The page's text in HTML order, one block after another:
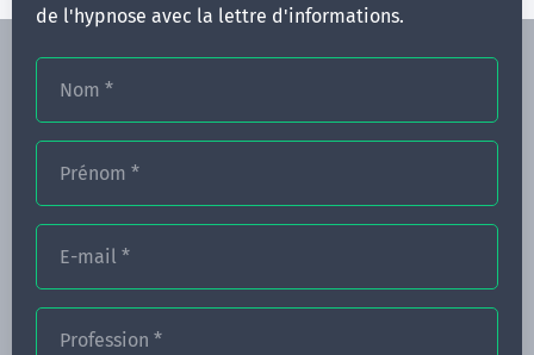
de l'hypnose avec la lettre d'informations.
Nom *
Prénom *
E-mail *
Profession *
CONGRÈS
ACTUALITÉS